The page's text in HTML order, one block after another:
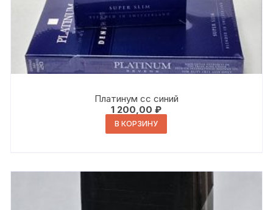
Платинум сс синий
1 200,00₽
В КОРЗИНУ